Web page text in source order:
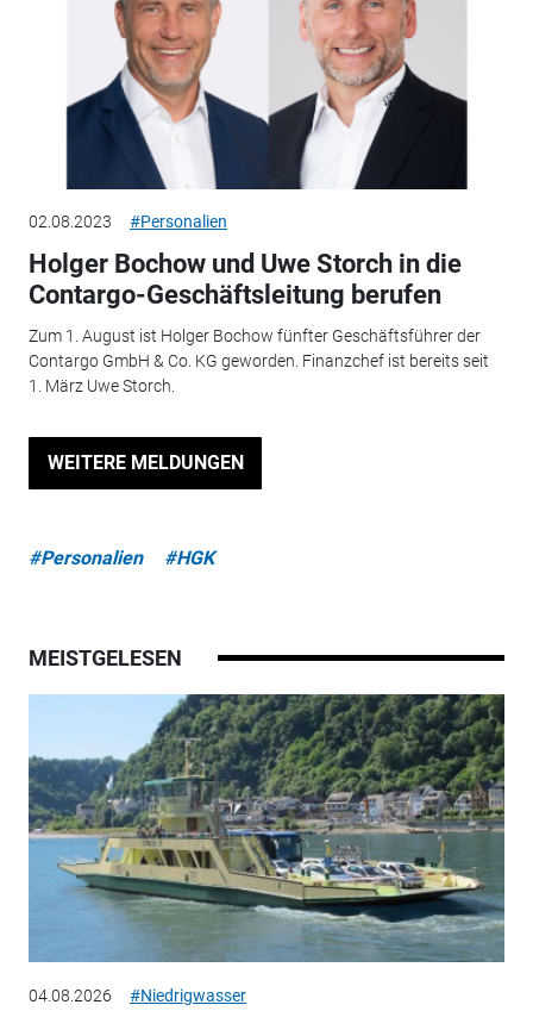
02.08.2023 #Personalien
Holger Bochow und Uwe Storch in die
Contargo-Geschäftsleitung berufen
Zum 1. August ist Holger Bochow fünfter Geschäftsführer der
Contargo GmbH & Co. KG geworden. Finanzchef ist bereits seit
1. März Uwe Storch.
WEITERE MELDUNGEN
#Personalien #HGK
MEISTGELESEN
04.08.2026 #Niedrigwasser